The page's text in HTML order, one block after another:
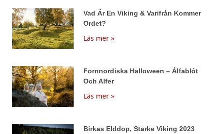
Vad Är En Viking & Varifrån Kommer
Ordet?
Läs mer »
Fornnordiska Halloween – Álfablót
Och Alfer
Läs mer »
Birkas Elddop, Starke Viking 2023